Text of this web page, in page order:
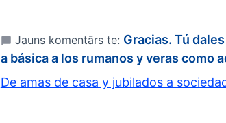
Jauns komentārs te: Gracias. Tú
a básica a los rumanos y veras como
De amas de casa y jubilados a